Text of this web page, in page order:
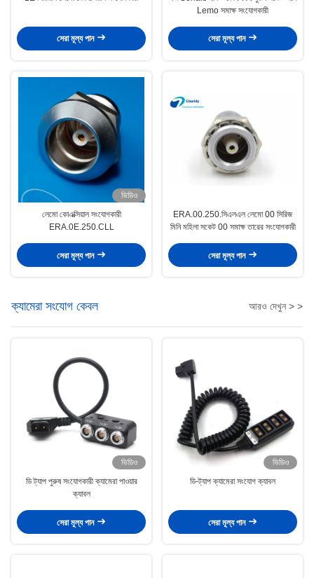
সেরা মূল্য পান
Lemo সমাক্ষ সংযোগকারী
সেরা মূল্য পান
ভিডিও
লেমো কোএক্সিয়াল সংযোগকারী
ERA.0E.250.CLL
সেরা মূল্য পান
ERA.00.250.সিএলএল লেমো 00 সিরিজ
মিনি মহিলা সকেট 00 সমাক্ষ তারের সংযোগকারী
সেরা মূল্য পান
ক্যামেরা সংযোগ কেবল আরও দেখুন > >
ভিডিও
ডি ট্যাপ পুরুষ সংযোগকারী ক্যামেরা পাওয়ার
ক্যাবল
সেরা মূল্য পান
ভিডিও
ডি-ট্যাপ ক্যামেরা সংযোগ ক্যাবল
সেরা মূল্য পান